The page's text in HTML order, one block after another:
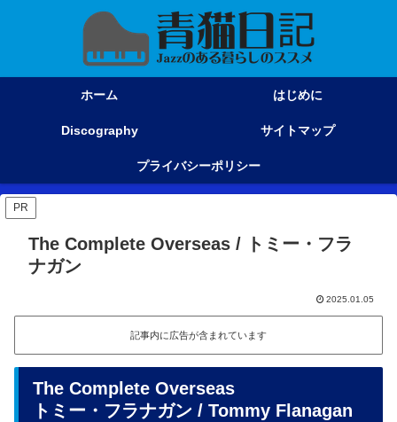
ホーム はじめに
Discography サイトマップ
プライバシーポリシー
PR
The Complete Overseas / トミー・フラ
ナガン
2025.01.05
記事内に広告が含まれています
The Complete Overseas
トミー・フラナガン / Tommy Flanagan